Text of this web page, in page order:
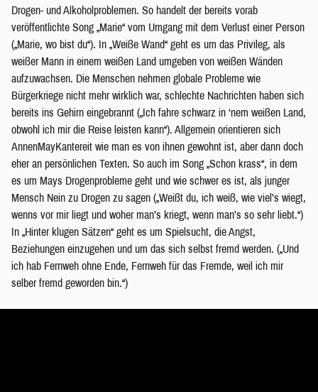
Drogen- und Alkoholproblemen. So handelt der bereits vorab
veröffentlichte Song „Marie“ vom Umgang mit dem Verlust einer Person
(„Marie, wo bist du“). In „Weiße Wand“ geht es um das Privileg, als
weißer Mann in einem weißen Land umgeben von weißen Wänden
aufzuwachsen. Die Menschen nehmen globale Probleme wie
Bürgerkriege nicht mehr wirklich war, schlechte Nachrichten haben sich
bereits ins Gehirn eingebrannt („Ich fahre schwarz in ‘nem weißen Land,
obwohl ich mir die Reise leisten kann“). Allgemein orientieren sich
AnnenMayKantereit wie man es von ihnen gewohnt ist, aber dann doch
eher an persönlichen Texten. So auch im Song „Schon krass“, in dem
es um Mays Drogenprobleme geht und wie schwer es ist, als junger
Mensch Nein zu Drogen zu sagen („Weißt du, ich weiß, wie viel’s wiegt,
wenns vor mir liegt und woher man’s kriegt, wenn man’s so sehr liebt.“)
In „Hinter klugen Sätzen“ geht es um Spielsucht, die Angst,
Beziehungen einzugehen und um das sich selbst fremd werden. („Und
ich hab Fernweh ohne Ende, Fernweh für das Fremde, weil ich mir
selber fremd geworden bin.“)